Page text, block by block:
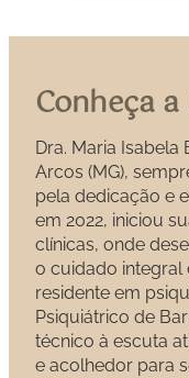
Conheça
Dra. Maria
Arcos (MG),
pela dedicação e
em 2022, iniciou
clínicas, onde
o cuidado integral
residente em
Psiquiátrico de
técnico à escuta
e acolhedor para